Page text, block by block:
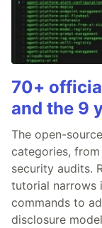
70+
and the 9
The open-
categories, from
security audits.
tutorial narrows
commands to
disclosure